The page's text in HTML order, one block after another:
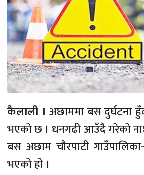
कैलाली । अछाममा बस दुर्घटना
भएको छ । धनगढी आउँदै गरेको
बस अछाम चौरपाटी
भएको हो ।